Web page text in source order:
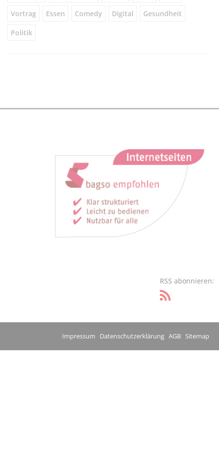
Vortrag Essen Comedy Digital Gesundheit
Politik
RSS abonnieren:
Impressum Datenschutzerklärung AGB Sitemap